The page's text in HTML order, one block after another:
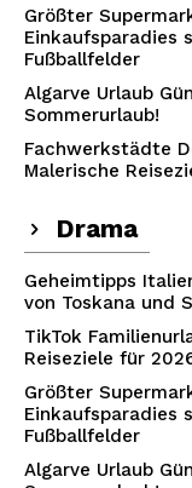
Größter
Einkaufsparadies
Fußballfelder
Algarve Urlaub
Sommerurlaub!
Fachwerkstädte
Malerische
Drama
Geheimtipps
von Toskana und
TikTok
Reiseziele für
Größter
Einkaufsparadies
Fußballfelder
Algarve Urlaub